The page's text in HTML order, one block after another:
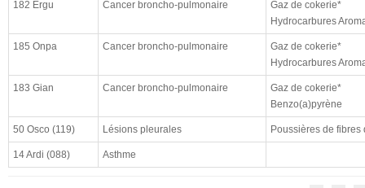
182 Ergu Cancer broncho-pulmonaire
Gaz de cokerie*
Hydrocarbures
185 Onpa Cancer broncho-pulmonaire
Gaz de cokerie*
Hydrocarbures
183 Gian Cancer broncho-pulmonaire
Gaz de cokerie*
Benzo(a)pyrène
50 Osco (119) Lésions pleurales Poussières de fibres
14 Ardi (088) Asthme